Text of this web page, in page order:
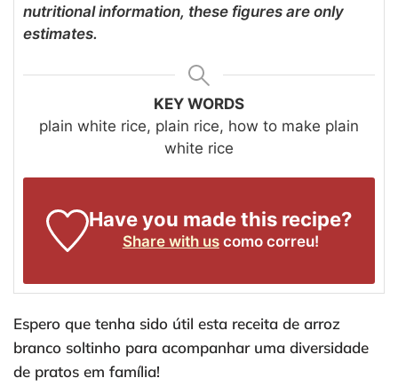
nutritional information, these figures are only
estimates.
KEY WORDS
plain white rice, plain rice, how to make plain
white rice
Have you made this recipe?
Share with uscomo correu!
Espero que tenha sido útil esta receita de arroz
branco soltinho para acompanhar uma diversidade
de pratos em família!